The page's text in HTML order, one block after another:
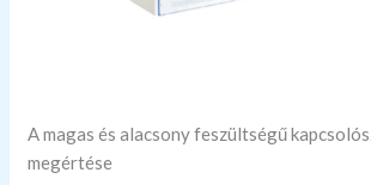
A magas és alacsony feszültségű
megértése